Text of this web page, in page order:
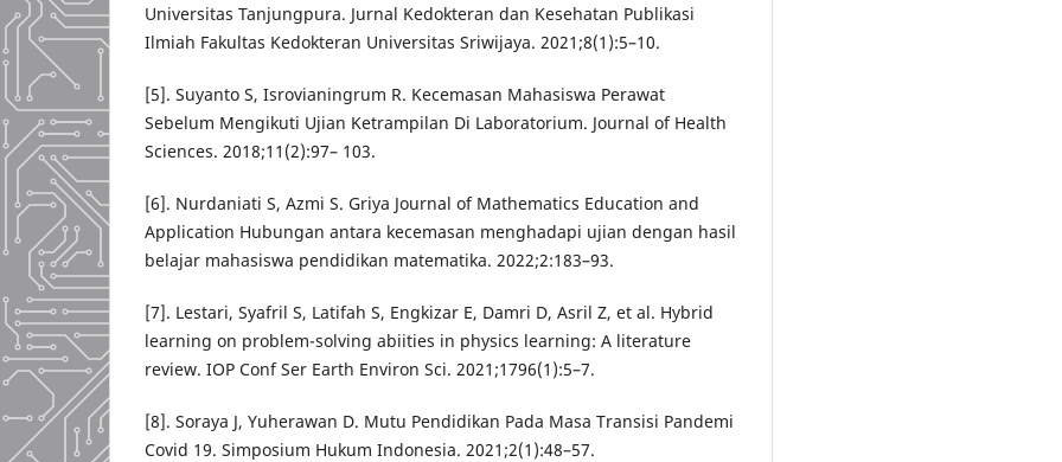
Universitas Tanjungpura. Jurnal Kedokteran dan Kesehatan Publikasi
Ilmiah Fakultas Kedokteran Universitas Sriwijaya. 2021;8(1):5–10.
[5]. Suyanto S, Isrovianingrum R. Kecemasan Mahasiswa Perawat
Sebelum Mengikuti Ujian Ketrampilan Di Laboratorium. Journal of Health
Sciences. 2018;11(2):97– 103.
[6]. Nurdaniati S, Azmi S. Griya Journal of Mathematics Education and
Application Hubungan antara kecemasan menghadapi ujian dengan hasil
belajar mahasiswa pendidikan matematika. 2022;2:183–93.
[7]. Lestari, Syafril S, Latifah S, Engkizar E, Damri D, Asril Z, et al. Hybrid
learning on problem-solving abiities in physics learning: A literature
review. IOP Conf Ser Earth Environ Sci. 2021;1796(1):5–7.
[8]. Soraya J, Yuherawan D. Mutu Pendidikan Pada Masa Transisi Pandemi
Covid 19. Simposium Hukum Indonesia. 2021;2(1):48–57.